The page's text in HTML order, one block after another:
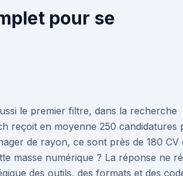
pour se
le premier filtre, dans la recherche
reçoit en moyenne 250 candidatures
de rayon, ce sont près de 180 CV
masse numérique ? La réponse ne
des outils, des formats et des